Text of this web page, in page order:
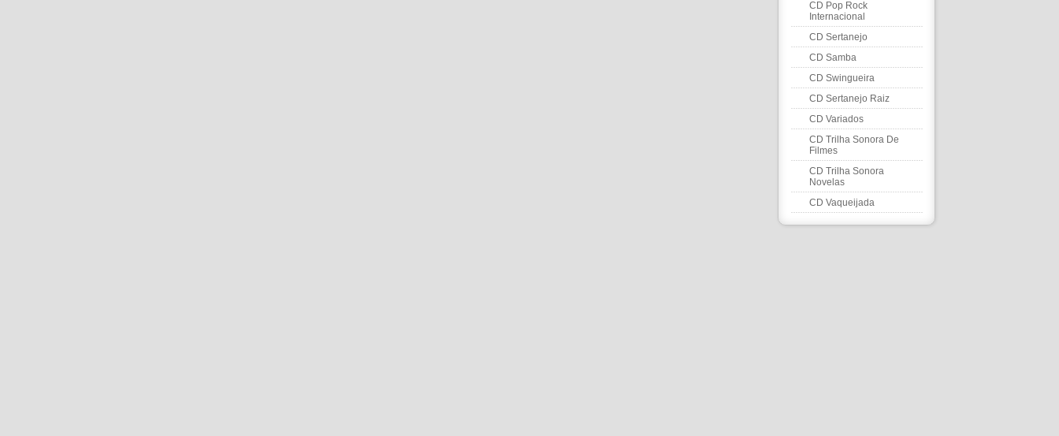
CD Pop Rock
Internacional
CD Sertanejo
CD Samba
CD Swingueira
CD Sertanejo Raiz
CD Variados
CD Trilha Sonora De
Filmes
CD Trilha Sonora
Novelas
CD Vaqueijada